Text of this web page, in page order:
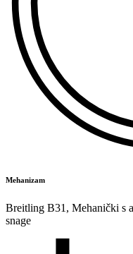
Mehanizam
Breitling B31 , Mehanički s
snage